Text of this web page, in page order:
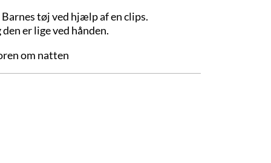
tøj ved hjælp af en clips.
er lige ved hånden.
om natten